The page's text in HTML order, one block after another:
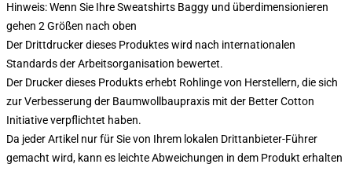
Hinweis: Wenn Sie Ihre Sweatshirts Baggy und überdimensionieren
gehen 2 Größen nach oben
Der Drittdrucker dieses Produktes wird nach internationalen
Standards der Arbeitsorganisation bewertet.
Der Drucker dieses Produkts erhebt Rohlinge von Herstellern, die sich
zur Verbesserung der Baumwollbaupraxis mit der Better Cotton
Initiative verpflichtet haben.
Da jeder Artikel nur für Sie von Ihrem lokalen Drittanbieter-Führer
gemacht wird, kann es leichte Abweichungen in dem Produkt erhalten